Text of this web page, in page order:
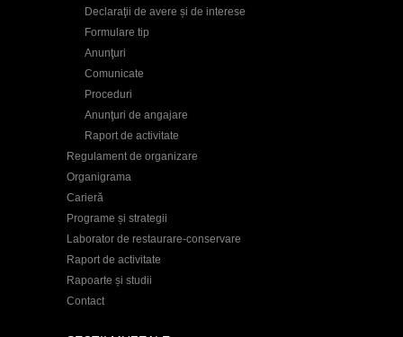
Declaraţii de avere și de interese
Formulare tip
Anunţuri
Comunicate
Proceduri
Anunţuri de angajare
Raport de activitate
Regulament de organizare
Organigrama
Carieră
Programe și strategii
Laborator de restaurare-conservare
Raport de activitate
Rapoarte și studii
Contact